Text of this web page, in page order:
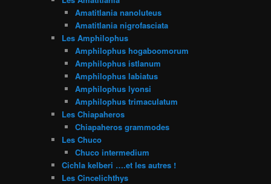
Amatitlania nanoluteus
Amatitlania nigrofasciata
Les Amphilophus
Amphilophus hogaboomorum
Amphilophus istlanum
Amphilophus labiatus
Amphilophus lyonsi
Amphilophus trimaculatum
Les Chiapaheros
Chiapaheros grammodes
Les Chuco
Chuco intermedium
Cichla kelberi ….et les autres !
Les Cincelichthys